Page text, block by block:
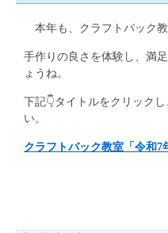
本年も、クラフトバック教
手作りの良さを体験し、満
ょうね。
下記👇タイトルをクリック
い。
クラフトバック教室「令和7